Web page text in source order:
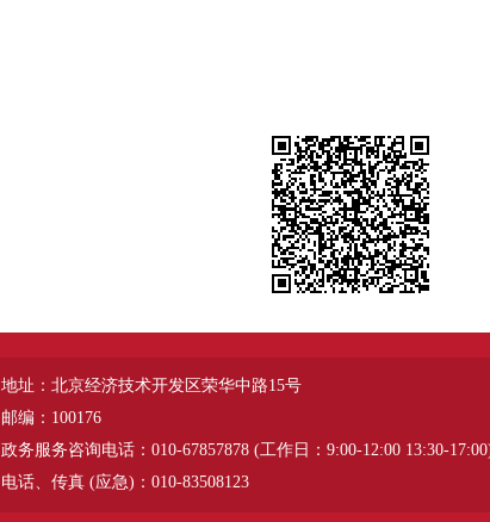
地址：北京经济技术开发区荣华中路15号
邮编：100176
政务服务咨询电话：010-67857878 (工作日：9:00-12:00 13:30-
电话、传真 (应急)：010-83508123